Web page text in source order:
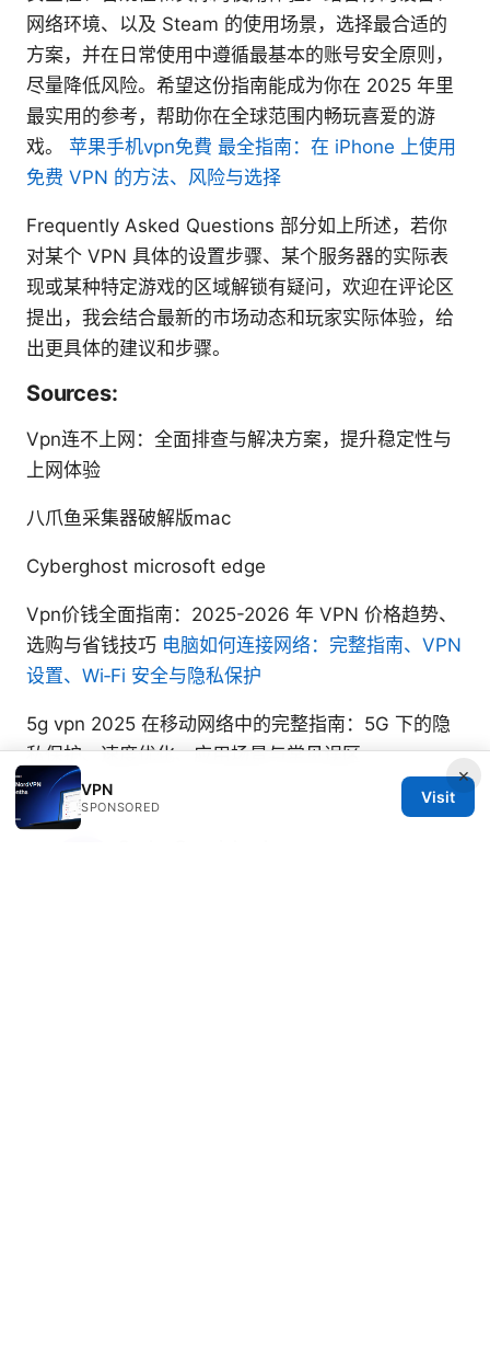
网络环境、以及 Steam 的使用场景，选择最合适的
方案，并在日常使用中遵循最基本的账号安全原则，
尽量降低风险。希望这份指南能成为你在 2025 年里
最实用的参考，帮助你在全球范围内畅玩喜爱的游
戏。 苹果手机vpn免費 最全指南：在 iPhone 上使用
免费 VPN 的方法、风险与选择
Frequently Asked Questions 部分如上所述，若你
对某个 VPN 具体的设置步骤、某个服务器的实际表
现或某种特定游戏的区域解锁有疑问，欢迎在评论区
提出，我会结合最新的市场动态和玩家实际体验，给
出更具体的建议和步骤。
Sources:
Vpn连不上网：全面排查与解决方案，提升稳定性与
上网体验
八爪鱼采集器破解版mac
Cyberghost microsoft edge
Vpn价钱全面指南：2025-2026 年 VPN 价格趋势、
选购与省钱技巧 电脑如何连接网络：完整指南、VPN
设置、Wi‑Fi 安全与隐私保护
5g vpn 2025 在移动网络中的完整指南：5G 下的隐
私保护、速度优化、应用场景与常见误区
×
VPN
SPONSORED
Visit